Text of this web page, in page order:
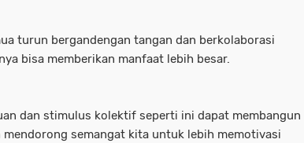
turun bergandengan tangan dan berkolaborasi
bisa memberikan manfaat lebih besar.
dan stimulus kolektif seperti ini dapat membangun
mendorong semangat kita untuk lebih memotivasi